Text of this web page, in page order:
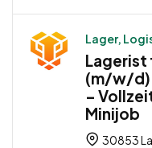
Lager,
Lagerist
(m/w/d)
–
Minijob
30853